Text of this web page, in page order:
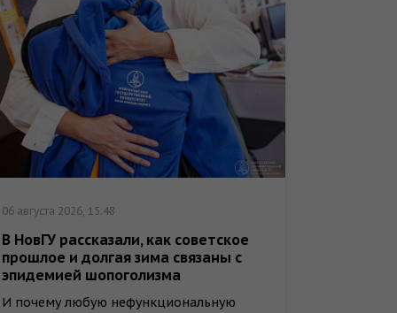
06 августа 2026, 15:48
В НовГУ рассказали, как советское
прошлое и долгая зима связаны с
эпидемией шопоголизма
И почему любую нефункциональную